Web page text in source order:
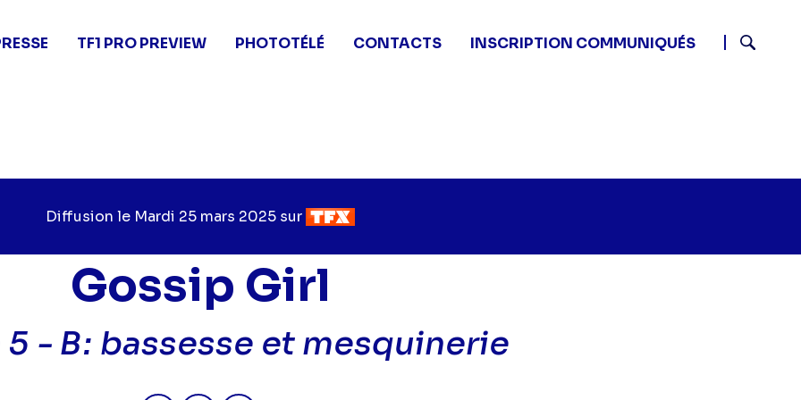
TF1 PRO PREVIEW PHOTOTÉLÉ CONTACTS
INSCRIPTION COMMUNIQUÉS
Diffusion le Jour
diffusion
Mardi 25 mars 2025 sur Chaîne
diffusion
Gossip Girl
5 - B: bassesse et mesquinerie